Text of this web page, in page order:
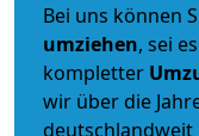
Bei uns können
umziehen, sei
kompletter
wir über die